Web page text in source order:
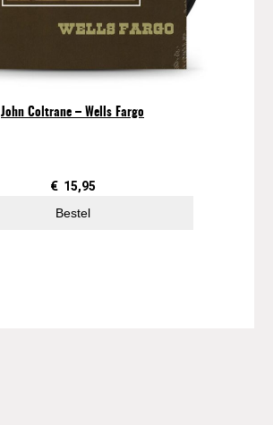
John Coltrane – Wells Fargo
€ 15,95
Bestel